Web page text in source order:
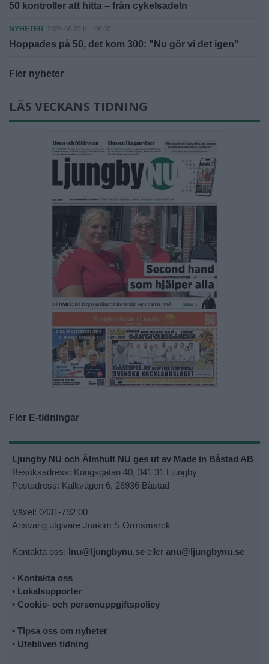
50 kontroller att hitta – från cykelsadeln
NYHETER 2026-06-22 KL. 06:00
Hoppades på 50, det kom 300: "Nu gör vi det igen"
Fler nyheter
LÄS VECKANS TIDNING
Fler E-tidningar
Ljungby NU och Älmhult NU ges ut av Made in Båstad AB
Besöksadress: Kungsgatan 40, 341 31 Ljungby
Postadress: Kalkvägen 6, 26936 Båstad
Växel: 0431-792 00
Ansvarig utgivare Joakim S Ormsmarck
Kontakta oss: lnu@ljungbynu.se eller anu@ljungbynu.se
• Kontakta oss
• Lokalsupporter
• Cookie- och personuppgiftspolicy
• Tipsa oss om nyheter
• Utebliven tidning